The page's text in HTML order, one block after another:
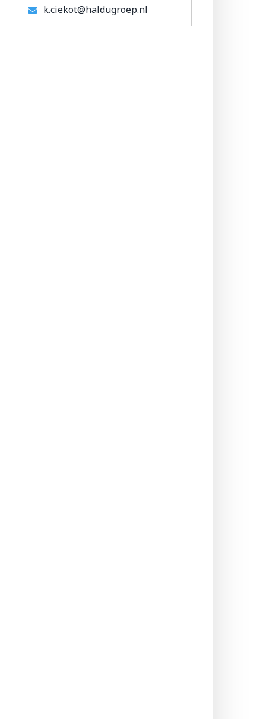
k.ciekot@haldugroep.nl